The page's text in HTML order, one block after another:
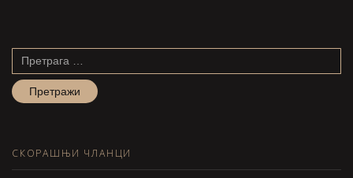
Претрага
СКОРАШЊИ ЧЛАНЦИ